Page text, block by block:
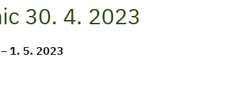
30. 4. 2023
1. 5. 2023